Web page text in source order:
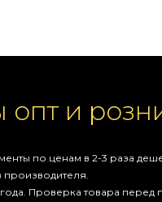
опт и
по ценам в 2-3 раза
производителя.
года. Проверка товара перед